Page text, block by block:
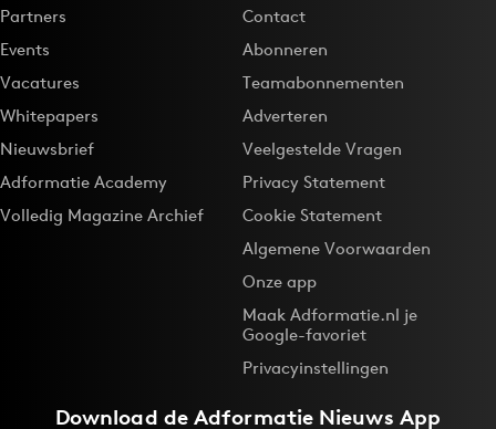
Partners
Events
Vacatures
Whitepapers
Nieuwsbrief
Adformatie Academy
Volledig Magazine Archief
Contact
Abonneren
Teamabonnementen
Adverteren
Veelgestelde Vragen
Privacy Statement
Cookie Statement
Algemene Voorwaarden
Onze app
Maak Adformatie.nl je
Google-favoriet
Privacyinstellingen
Download deAdformatie Nieuws App